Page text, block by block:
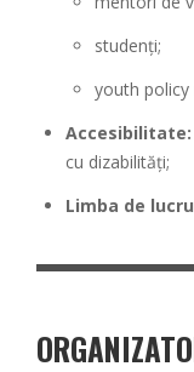
studenți;
youth policy
Accesibilitate:
cu dizabilități;
Limba de